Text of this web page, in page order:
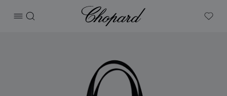
打开菜单
搜索
Chopard
My